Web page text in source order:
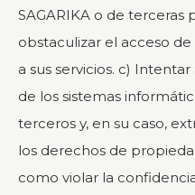
SAGARIKA o de terceras
obstaculizar el acceso
a sus servicios. c)
de los sistemas
terceros y, en su caso,
los derechos de
como violar la